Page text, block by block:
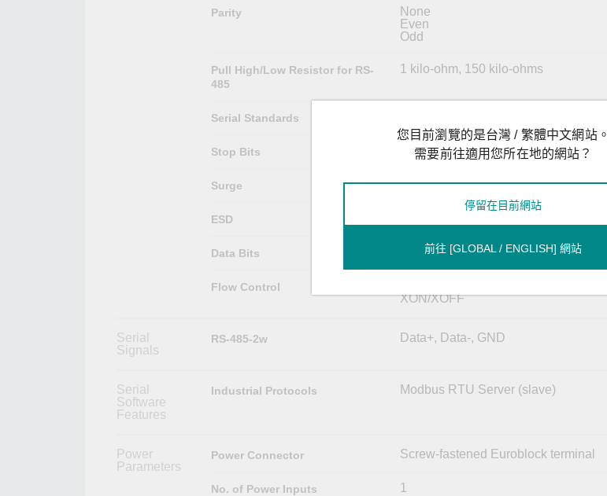
Parity
None
Even
Odd
Pull High/Low Resistor for RS-
485
1 kilo-ohm, 150 kilo-ohms
Serial Standards
Stop Bits 1, 2
Surge 1 kV
ESD
Data Bits
Flow Control
XON/XOFF
Serial
Signals
RS-485-2w Data+, Data-, GND
Serial
Software
Features
Industrial Protocols Modbus RTU Server (slave)
Power
Parameters
Power Connector Screw-fastened Euroblock terminal
No. of Power Inputs 1
您目前瀏覽的是台灣 / 繁體中文網站。
需要前往適用您所在地的網站？
停留在目前網站
前往 [GLOBAL / ENGLISH] 網站